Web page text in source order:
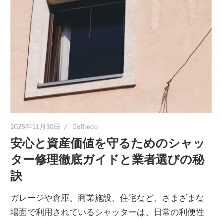
ポ
イ
ン
ト
2025年11月30日 Goffredo
安心と資産価値を守るためのシャッ
ター修理徹底ガイドと業者選びの秘
訣
ガレージや倉庫、商業施設、住宅など、さまざまな
場面で利用されているシャッターは、日常の利便性